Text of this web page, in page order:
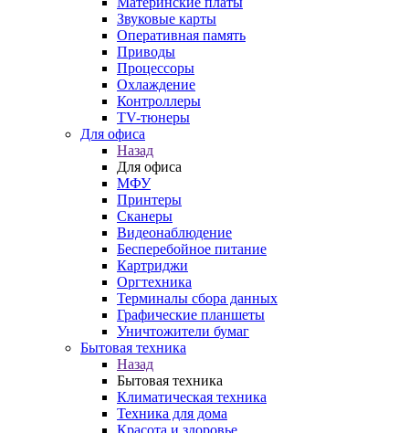
Звуковые карты
Оперативная память
Приводы
Процессоры
Охлаждение
Контроллеры
TV-тюнеры
Для офиса
Назад
Для офиса
МФУ
Принтеры
Сканеры
Видеонаблюдение
Бесперебойное питание
Картриджи
Оргтехника
Терминалы сбора данных
Графические планшеты
Уничтожители бумаг
Бытовая техника
Назад
Бытовая техника
Климатическая техника
Техника для дома
Красота и здоровье